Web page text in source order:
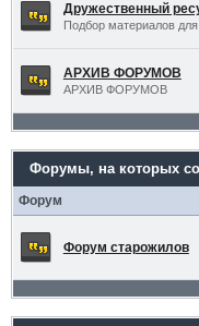
Дружественный
Подбор материалов для
АРХИВ ФОРУМОВ
АРХИВ ФОРУМОВ
Форумы, на которых
Форум
Форум старожилов